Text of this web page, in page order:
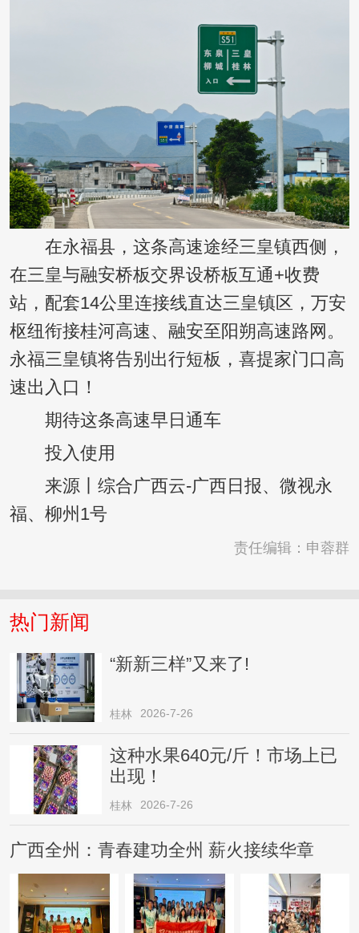
在永福县，这条高速途经三皇镇西侧，
在三皇与融安桥板交界设桥板互通+收费
站，配套14公里连接线直达三皇镇区，万安
枢纽衔接桂河高速、融安至阳朔高速路网。
永福三皇镇将告别出行短板，喜提家门口高
速出入口！
期待这条高速早日通车
投入使用
来源丨综合广西云-广西日报、微视永
福、柳州1号
责任编辑：申蓉群
热门新闻
“新新三样”又来了!
桂林 2026-7-26
这种水果640元/斤！市场上已
出现！
桂林 2026-7-26
广西全州：青春建功全州 薪火接续华章